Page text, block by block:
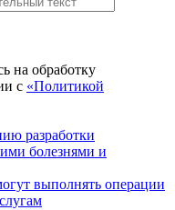
на обработку
с «Политикой
разработки
болезнями и
выполнять операции